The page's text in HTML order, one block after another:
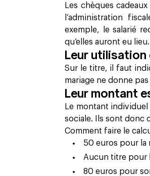
Les chèques
l’administration
exemple, le salarié
qu’elles auront eu lieu.
Leur utilisation
Sur le titre, il faut
mariage ne donne
Leur montant
Le montant
sociale. Ils sont donc
Comment faire le
50 euros pour la
Aucun titre pour
80 euros pour